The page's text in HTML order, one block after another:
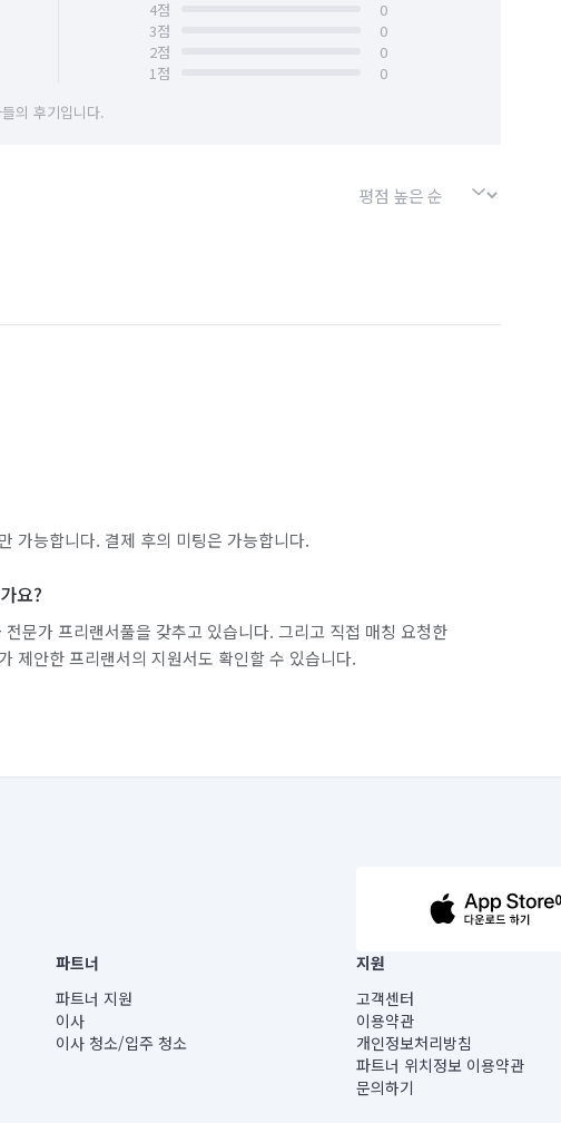
4점
0
3점
0
2점
0
1점
0
의 후기입니다.
가능합니다. 결제 후의 미팅은 가능합니다.
요?
문가 프리랜서풀을 갖추고 있습니다. 그리고 직접 매칭 요청한
제안한 프리랜서의 지원서도 확인할 수 있습니다.
호 : 2016-3220163-14-5-00019 |
정거래위원회 정보) |
학동, 트윈트리빌딩) B동 5층
로 24, 7층, 8층 미소
파트너
파트너 지원
이사
이사 청소/입주 청소
지원
고객센터
이용약관
개인정보처리방침
파트너 위치정보 이용약관
문의하기